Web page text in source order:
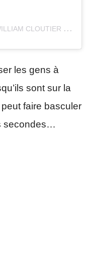
U
NE PUBLICATION PARTAGÉE PAR WILLIAM CLOUTIER (@WILLIAM_CLOUTIER)
les gens à
sont sur la
faire basculer
secondes…